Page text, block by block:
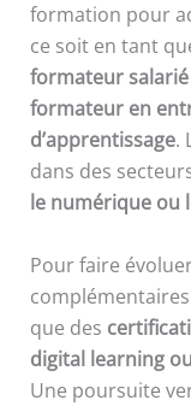
formation pour
ce soit en tant
formateur
formateur en
d’apprentissage.
dans des
le numérique ou
Pour faire
que des
digital learning
Une poursuite